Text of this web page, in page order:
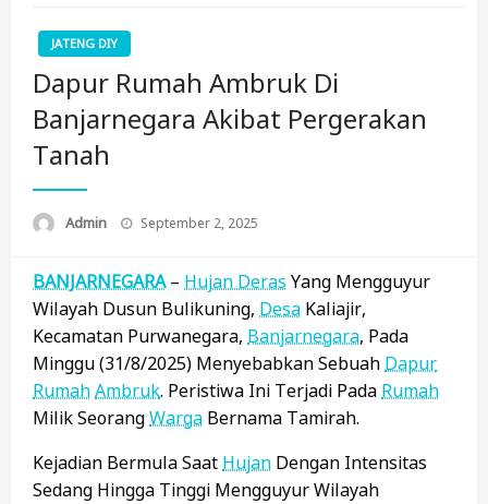
JATENG DIY
Dapur Rumah Ambruk Di
Banjarnegara Akibat Pergerakan
Tanah
Admin
Posted
September 2, 2025
BANJARNEGARA– Hujan Deras Yang Mengguyur
Wilayah Dusun Bulikuning, Desa Kaliajir,
Kecamatan Purwanegara, Banjarnegara, Pada
Minggu (31/8/2025) Menyebabkan Sebuah Dapur
RumahAmbruk. Peristiwa Ini Terjadi Pada Rumah
Milik SeorangWarga Bernama Tamirah.
Kejadian Bermula Saat Hujan Dengan Intensitas
Sedang Hingga Tinggi Mengguyur Wilayah